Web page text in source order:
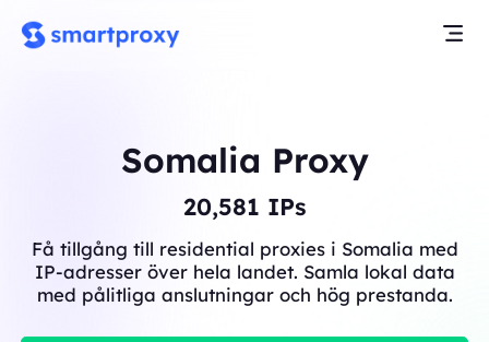
Somalia Proxy
20,581 IPs
Få tillgång till residential proxies i Somalia med
IP-adresser över hela landet. Samla lokal data
med pålitliga anslutningar och hög prestanda.